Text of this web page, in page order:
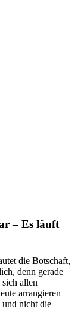
– Es läuft
die Botschaft,
denn gerade
allen
arrangieren
und nicht die